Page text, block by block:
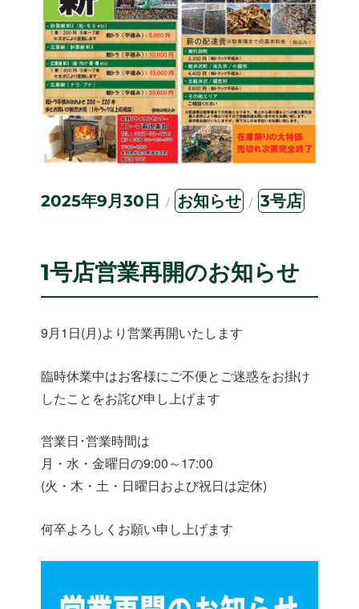
投
2025年9月30日
カ
テ
ー
お知らせ
タ
グ
3号店
1号店営業再開のお知らせ
9月1日(月)より営業再開いたします
臨時休業中はお客様にご不便とご迷惑をお掛け
したことをお詫び申し上げます
営業日･営業時間は
月・水・金曜日の9:00～17:00
(火・木・土・日曜日および祝日は定休)
何卒よろしくお願い申し上げます